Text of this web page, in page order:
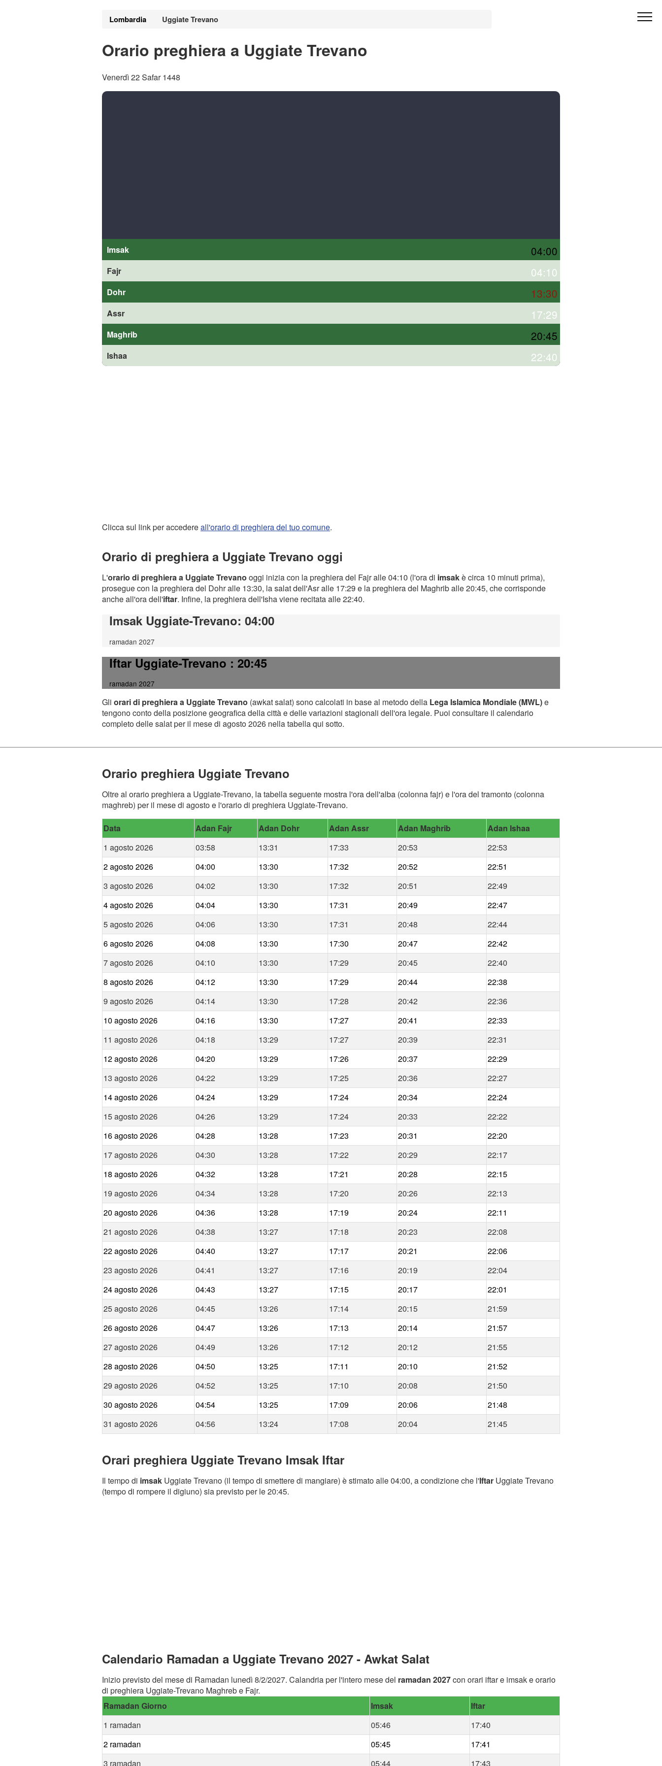
Lombardia Uggiate Trevano
Orario preghiera a Uggiate Trevano
Venerdì 22 Safar 1448
Imsak 04:00
Fajr 04:10
Dohr 13:30
Assr 17:29
Maghrib 20:45
Ishaa 22:40
Clicca sul link per accedereall'orario di preghiera del tuo comune.
Orario di preghiera a Uggiate Trevano oggi
L'orario di preghiera a Uggiate Trevano oggi inizia con la preghiera del Fajr alle 04:10 (l'ora di imsakè circa 10 minuti prima),
prosegue con la preghiera del Dohr alle 13:30, la salat dell'Asr alle 17:29 e la preghiera del Maghrib alle 20:45, che corrisponde
anche all'ora dell'iftar. Infine, la preghiera dell'Isha viene recitata alle 22:40.
Imsak Uggiate-Trevano: 04:00
ramadan 2027
Iftar Uggiate-Trevano: 20:45
ramadan 2027
Gli orari di preghiera a Uggiate Trevano (awkat salat) sono calcolati in base al metodo della Lega Islamica Mondiale (MWL)e
tengono conto della posizione geografica della città e delle variazioni stagionali dell'ora legale. Puoi consultare il calendario
completo delle salat per il mese di agosto 2026 nella tabella qui sotto.
Orario preghiera Uggiate Trevano
Oltre al orario preghiera a Uggiate-Trevano, la tabella seguente mostra l'ora dell'alba (colonna fajr) e l'ora del tramonto (colonna
maghreb) per il mese di agosto e l'orario di preghiera Uggiate-Trevano.
Data Adan Fajr Adan Dohr Adan Assr Adan Maghrib
Adan Ishaa
1 agosto 2026
03:58 13:31 17:33 20:53
22:53
2 agosto 2026
04:00 13:30 17:32 20:52
22:51
3 agosto 2026
04:02 13:30 17:32 20:51
22:49
4 agosto 2026
04:04 13:30 17:31 20:49
22:47
5 agosto 2026
04:06 13:30 17:31 20:48
22:44
6 agosto 2026
04:08 13:30 17:30 20:47
22:42
7 agosto 2026
04:10 13:30 17:29 20:45
22:40
8 agosto 2026
04:12 13:30 17:29 20:44
22:38
9 agosto 2026
04:14 13:30 17:28 20:42
22:36
10 agosto 2026
04:16 13:30 17:27 20:41
22:33
11 agosto 2026
04:18 13:29 17:27 20:39
22:31
12 agosto 2026
04:20 13:29 17:26 20:37
22:29
13 agosto 2026
04:22 13:29 17:25 20:36
22:27
14 agosto 2026
04:24 13:29 17:24 20:34
22:24
15 agosto 2026
04:26 13:29 17:24 20:33
22:22
16 agosto 2026
04:28 13:28 17:23 20:31
22:20
17 agosto 2026
04:30 13:28 17:22 20:29
22:17
18 agosto 2026
04:32 13:28 17:21 20:28
22:15
19 agosto 2026
04:34 13:28 17:20 20:26
22:13
20 agosto 2026
04:36 13:28 17:19 20:24
22:11
21 agosto 2026
04:38 13:27 17:18 20:23
22:08
22 agosto 2026
04:40 13:27 17:17 20:21
22:06
23 agosto 2026
04:41 13:27 17:16 20:19
22:04
24 agosto 2026
04:43 13:27 17:15 20:17
22:01
25 agosto 2026
04:45 13:26 17:14 20:15
21:59
26 agosto 2026
04:47 13:26 17:13 20:14
21:57
27 agosto 2026
04:49 13:26 17:12 20:12
21:55
28 agosto 2026
04:50 13:25 17:11 20:10
21:52
29 agosto 2026
04:52 13:25 17:10 20:08
21:50
30 agosto 2026
04:54 13:25 17:09 20:06
21:48
31 agosto 2026
04:56 13:24 17:08 20:04 21:45
Orari preghiera Uggiate Trevano Imsak Iftar
Il tempo di imsak Uggiate Trevano (il tempo di smettere di mangiare) è stimato alle 04:00, a condizione che l'Iftar Uggiate Trevano
(tempo di rompere il digiuno) sia previsto per le 20:45.
Calendario Ramadan a Uggiate Trevano 2027 - Awkat Salat
Inizio previsto del mese di Ramadan lunedì 8/2/2027. Calandria per l'intero mese del ramadan 2027con orari iftar e imsak e orario
di preghiera Uggiate-Trevano Maghreb e Fajr.
Ramadan Giorno
Imsak
Iftar
1 ramadan
05:46
17:40
2 ramadan
05:45
17:41
3 ramadan
05:44 17:43